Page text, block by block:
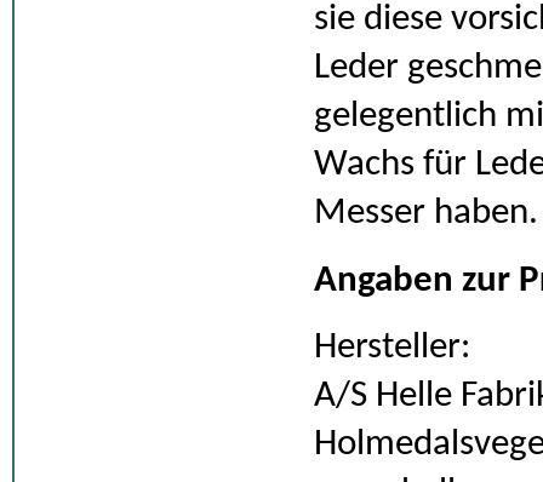
sie diese
Leder
gelegentlich
Wachs für
Messer haben.
Angaben zur
Hersteller:
A/S Helle